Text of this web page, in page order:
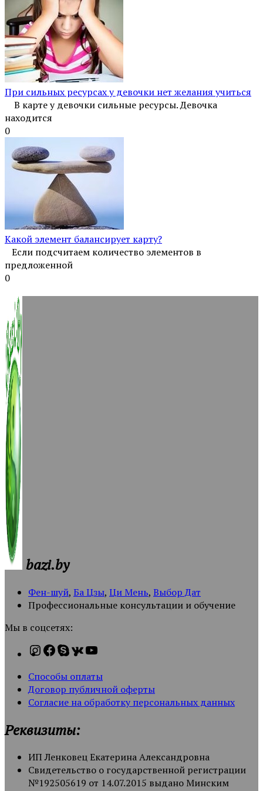
При сильных ресурсах у девочки нет желания учиться
В карте у девочки сильные ресурсы. Девочка
находится
0
Какой элемент балансирует карту?
Если подсчитаем количество элементов в
предложенной
0
bazi.by
Фен-шуй, Ба Цзы, Ци Мень, Выбор Дат
Профессиональные консультации и обучение
Мы в соцсетях:
Способы оплаты
Договор публичной оферты
Согласие на обработку персональных данных
Реквизиты:
ИП Ленковец Екатерина Александровна
Свидетельство о государственной регистрации
№192505619 от 14.07.2015 выдано Минским